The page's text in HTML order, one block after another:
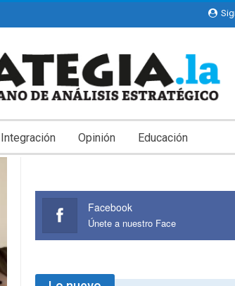
Integración Opinión Educación
Facebook
Únete a nuestro Face